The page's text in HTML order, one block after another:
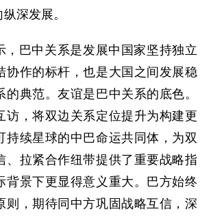
深发展。
，巴中关系是发展中国家坚持独立
协作的标杆，也是大国之间发展稳
的典范。友谊是巴中关系的底色。
访，将双边关系定位提升为构建更
持续星球的中巴命运共同体，为双
、拉紧合作纽带提供了重要战略指
背景下更显得意义重大。巴方始终
则，期待同中方巩固战略互信，深